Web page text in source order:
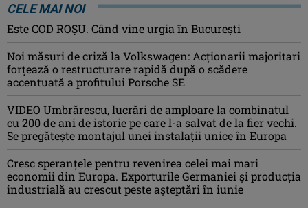
CELE MAI NOI
Este COD ROŞU. Când vine urgia în Bucureşti
Noi măsuri de criză la Volkswagen: Acționarii majoritari
forțează o restructurare rapidă după o scădere
accentuată a profitului Porsche SE
VIDEO Umbrărescu, lucrări de amploare la combinatul
cu 200 de ani de istorie pe care l-a salvat de la fier vechi.
Se pregătește montajul unei instalații unice în Europa
Cresc speranțele pentru revenirea celei mai mari
economii din Europa. Exporturile Germaniei și producția
industrială au crescut peste așteptări în iunie